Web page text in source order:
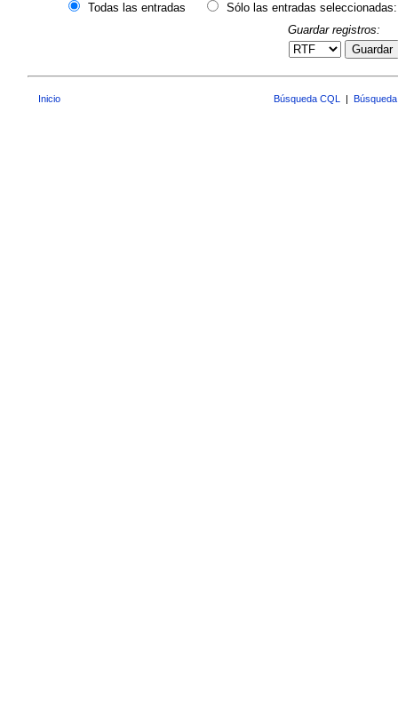
Todas las entradas
Sólo las entradas seleccionadas:
Guardar registros:
Guardar
Inicio Búsqueda CQL